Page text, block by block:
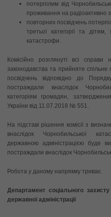
потерпілим від
проживання на радіоактивно
повторних посвідчень
третьої категорії та дітям,
катастрофи.
Комісійно розглянуті всі справи
законодавства та прийняте
посвідчень відповідно до
постраждали внаслідок
категоріям громадян,
України від 11.07.2018 № 551.
На підставі рішення комісії з
внаслідок Чорнобильської
державною адміністрацією буде
постраждали внаслідок
Робота у даному напрямку триває.
Департамент соціального
державної адміністрації